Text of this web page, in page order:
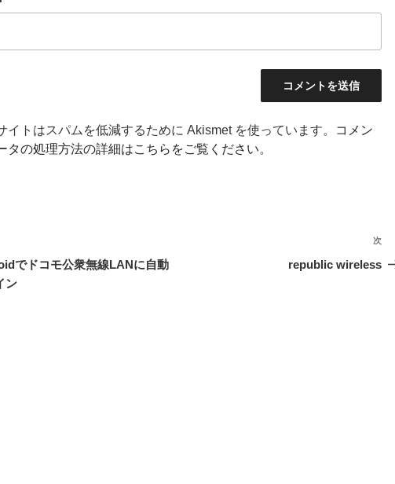
イトはスパムを低減するために Akismet を使っています。
コメン
タの処理方法の詳細はこちらをご覧ください。
でドコモ公衆無線LANに自動
ン
次
の
次
republic wireless